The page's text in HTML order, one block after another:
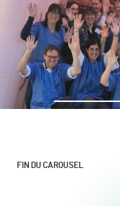
FIN DU CAROUSEL